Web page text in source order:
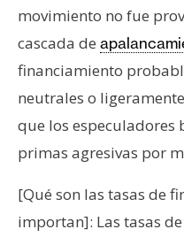
movimiento no fue
cascada de
financiamiento
neutrales o
que los especuladores
primas agresivas por
[Qué son las tasas de
importan]: Las tasas